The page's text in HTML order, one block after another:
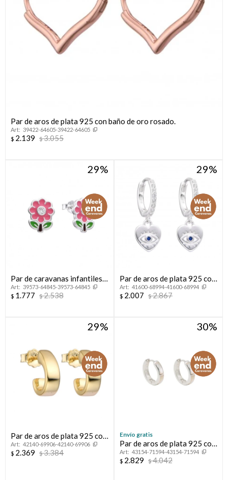
Par de aros de plata 925 con baño de oro rosado.
39422-64605-39422-64605
$ 2.139 $3.055
29
Par de caravanas infantiles
de plata 925, MARGARITA.
39573-64845-39573-64845
$ 1.777 $2.538
29
Par de aros de plata 925 con
circonias y dije colgante.
41600-68994-41600-68994
$ 2.007 $2.867
29
Par de aros de plata 925 con
bsño de oro amarillo.
42140-69906-42140-69906
$ 2.369 $3.384
30
Envío gratis
Par de aros de plata 925 con
nácar.43154-71594-43154-71594
$ 2.829 $4.042